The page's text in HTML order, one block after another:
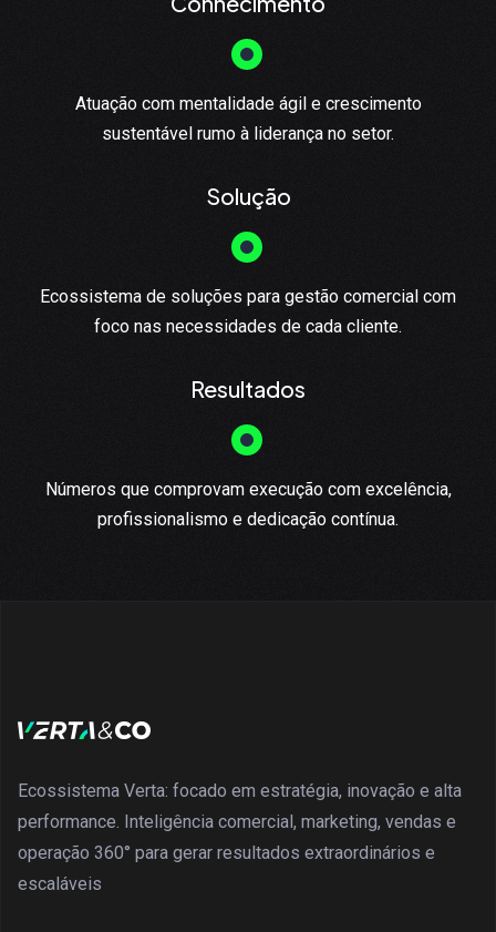
Atuação com mentalidade ágil e crescimento
sustentável rumo à liderança no setor.
Solução
Ecossistema de soluções para gestão comercial com
foco nas necessidades de cada cliente.
Resultados
Números que comprovam execução com excelência,
profissionalismo e dedicação contínua.
Ecossistema Verta: focado em estratégia, inovação e alta
performance. Inteligência comercial, marketing, vendas e
operação 360° para gerar resultados extraordinários e
escaláveis